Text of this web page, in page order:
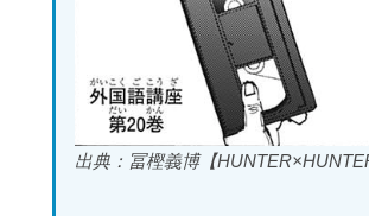
出典：冨樫義博【